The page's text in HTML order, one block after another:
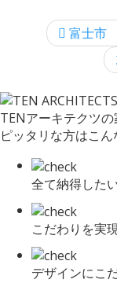
富士市
TENアーキテクツ
ピッタリな方はこん
全て納得したい
こだわりを実
デザインにこ